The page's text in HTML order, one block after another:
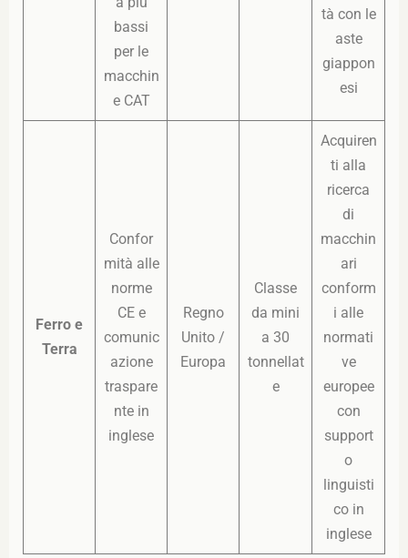
bassi
per le
macchin
e CAT
tà con le
aste
giappon
esi
Ferro e
Terra
Confor
mità alle
norme
CE e
comunic
azione
traspare
nte in
inglese
Regno
Unito /
Europa
Classe
da mini
a 30
tonnellat
e
Acquiren
ti alla
ricerca
di
macchin
ari
conform
i alle
normati
ve
europee
con
support
o
linguisti
co in
inglese